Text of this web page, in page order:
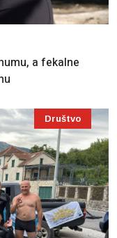
a fekalne
Društvo